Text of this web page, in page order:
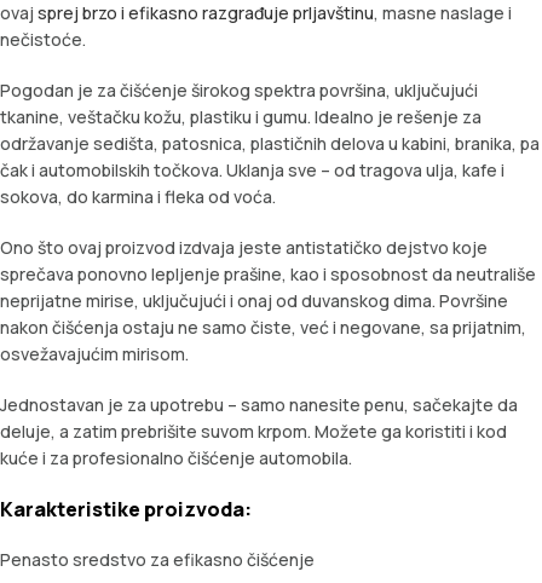
ovaj sprej brzo i efikasno razgrađuje prljavštinu, masne naslage i
nečistoće.
Pogodan je za čišćenje širokog spektra površina, uključujući
tkanine, veštačku kožu, plastiku i gumu. Idealno je rešenje za
održavanje sedišta, patosnica, plastičnih delova u kabini, branika, pa
čak i automobilskih točkova. Uklanja sve – od tragova ulja, kafe i
sokova, do karmina i fleka od voća.
Ono što ovaj proizvod izdvaja jeste antistatičko dejstvo koje
sprečava ponovno lepljenje prašine, kao i sposobnost da neutrališe
neprijatne mirise, uključujući i onaj od duvanskog dima. Površine
nakon čišćenja ostaju ne samo čiste, već i negovane, sa prijatnim,
osvežavajućim mirisom.
Jednostavan je za upotrebu – samo nanesite penu, sačekajte da
deluje, a zatim prebrišite suvom krpom. Možete ga koristiti i kod
kuće i za profesionalno čišćenje automobila.
Karakteristike proizvoda:
Penasto sredstvo za efikasno čišćenje